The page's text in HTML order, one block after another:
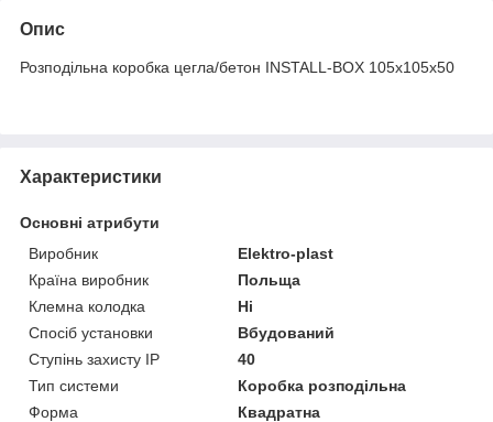
Опис
Розподільна коробка цегла/бетон INSTALL-BOX 105х105х50
Характеристики
Основні атрибути
Виробник
Elektro-plast
Країна виробник
Польща
Клемна колодка
Ні
Спосіб установки
Вбудований
Ступінь захисту IP
40
Тип системи
Коробка розподільна
Форма
Квадратна